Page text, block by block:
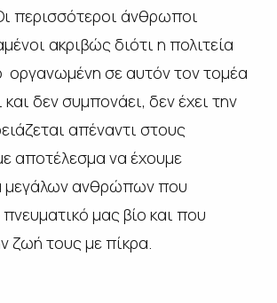
περισσότεροι άνθρωποι
ακριβώς διότι η πολιτεία
οργανωμένη σε αυτόν τον τομέα
δεν συμπονάει, δεν έχει την
απέναντι στους
αποτέλεσμα να έχουμε
μεγάλων ανθρώπων που
μας βίο και που
ζωή τους με πίκρα.